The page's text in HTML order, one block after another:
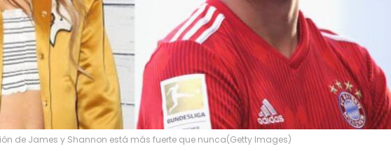
de James y Shannon está más fuerte que nunca(Getty Images)